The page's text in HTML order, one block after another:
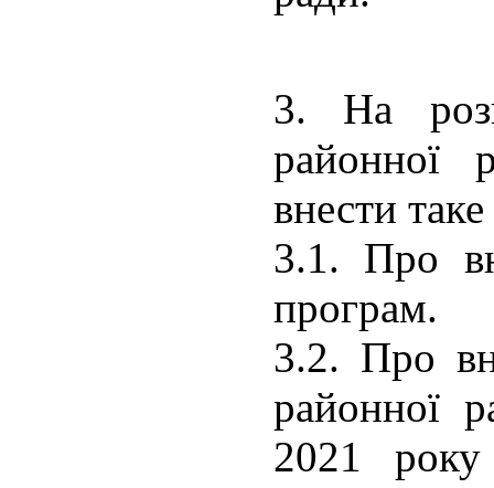
3. На
районної
внести
3.1. Про
програм.
3.2. Про
районної
2021